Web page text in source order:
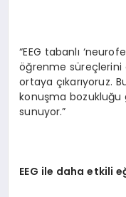
“EEG tabanlı
öğrenme süreçlerini
ortaya çıkarıyoruz.
konuşma
sunuyor.”
EEG ile daha etkili